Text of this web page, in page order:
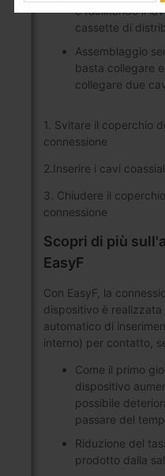
e facilitando il
cassette di
Assemblaggio
basta collegare
collegare due
1. Svitare il coperchio
connessione
2.Inserire i cavi
3. Chiudere il
connessione
Scopri di più
EasyF
Con EasyF, la
dispositivo è
automatico di
interno) per contatto,
Come il primo
dispositivo
possibile
passare del
Riduzione del
prodotto dalla